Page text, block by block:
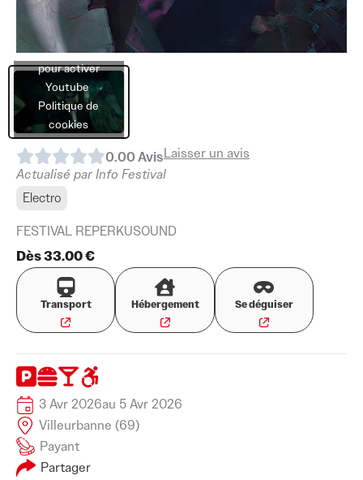
Cliquez sur
« J’accepte »
pour activer
Youtube
Politique de
cookies
J’accepte 0.00AvisLaisser un avis
Actualisé par Info Festival
Electro
FESTIVAL REPERKUSOUND
Dès 33.00 €
Transport Hébergement Se déguiser
3 Avr 2026au 5 Avr 2026
Villeurbanne (69)
Payant
Partager